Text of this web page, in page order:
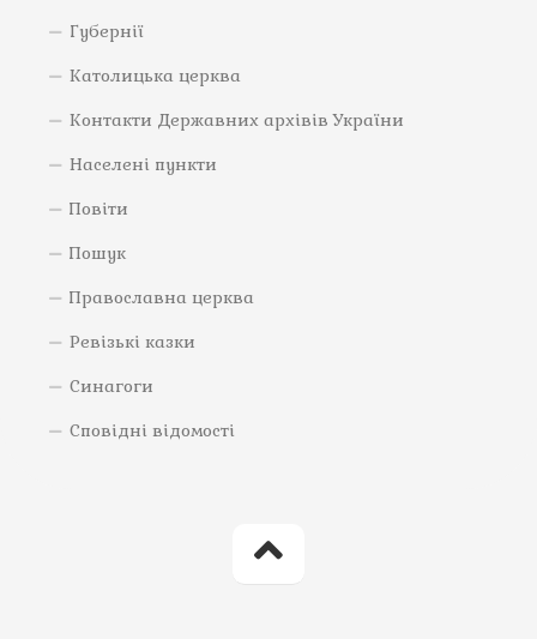
Губернії
Католицька церква
Контакти Державних архівів України
Населені пункти
Повіти
Пошук
Православна церква
Ревізькі казки
Синагоги
Сповідні відомості